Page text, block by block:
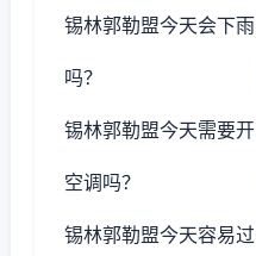
锡林郭勒盟今天会下雨
吗？
锡林郭勒盟今天需要开
空调吗？
锡林郭勒盟今天容易过